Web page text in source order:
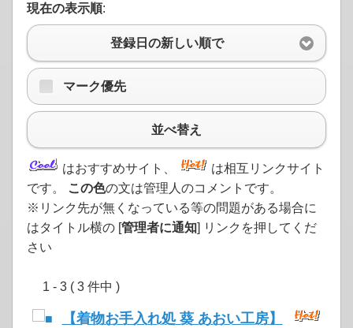
現在の表示順:
登録日の新しい順で
マーク優先
並べ替え
はおすすめサイト、
は相互リンクサイト
です。
この色の文は管理人のコメントです。
※リンク先が無くなっている等の問題がある場合に
はタイトル横の [管理者に通知] リンクを押してくだ
さい
1 - 3 ( 3 件中 )
【着物お手入れ処 葵 あおい工房】